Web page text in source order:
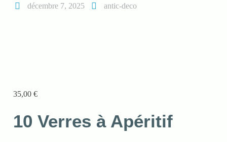
décembre 7, 2025 antic-deco
35,00€
10 Verres à Apéritif